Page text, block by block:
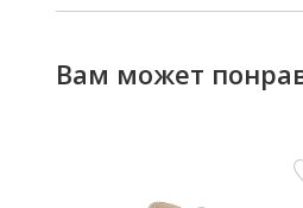
Вам может